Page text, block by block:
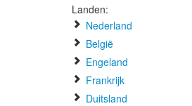
Landen:
Nederland
België
Engeland
Frankrijk
Duitsland